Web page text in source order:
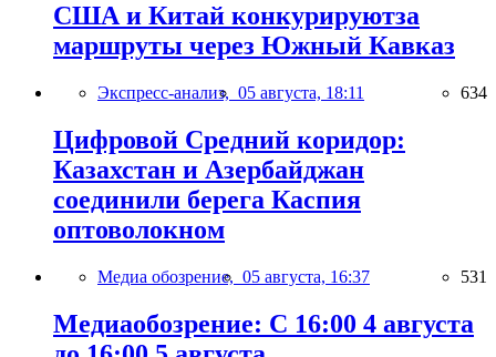
США и Китай конкурируютза
маршруты через Южный Кавказ
Экспресс-анализ, 05 августа, 18:11 634
Цифровой Средний коридор:
Казахстан и Азербайджан
соединили берега Каспия
оптоволокном
Медиа обозрение, 05 августа, 16:37 531
Медиаобозрение: С 16:00 4 августа